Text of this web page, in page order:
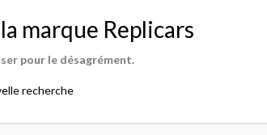
marque Replicars
pour le désagrément.
recherche